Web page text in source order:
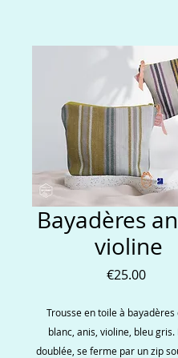
Bayadères
violine
€25.00Price
Trousse en toile à bayadères
blanc, anis, violine, bleu gris.
doublée, se ferme par un zip